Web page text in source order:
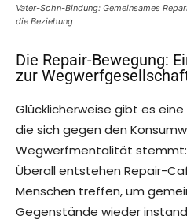
Vater-Sohn-Bindung: Gemeinsames
die Beziehung
Die Repair-Bewegung:
zur
Glücklicherweise gibt es
die sich gegen den
Wegwerfmentalität stemmt:
Überall entstehen Repair-
Menschen treffen, um
Gegenstände wieder